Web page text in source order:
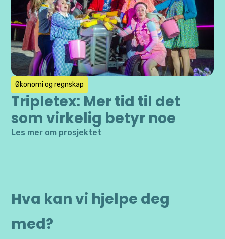
Økonomi og regnskap
Tripletex: Mer tid til det
som virkelig betyr noe
Les mer om prosjektet
Hva kan vi hjelpe deg
med?